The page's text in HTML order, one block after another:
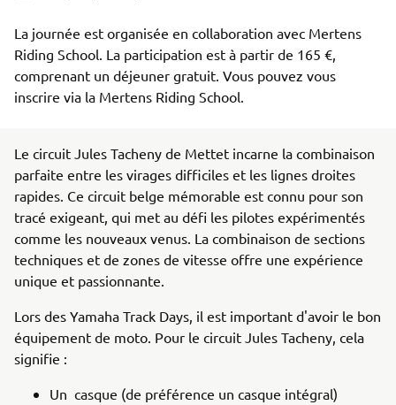
La journée est organisée en collaboration avec Mertens
Riding School. La participation est à partir de 165 €,
comprenant un déjeuner gratuit. Vous pouvez vous
inscrire via la Mertens Riding School.
Le circuit Jules Tacheny de Mettet incarne la combinaison
parfaite entre les virages difficiles et les lignes droites
rapides. Ce circuit belge mémorable est connu pour son
tracé exigeant, qui met au défi les pilotes expérimentés
comme les nouveaux venus. La combinaison de sections
techniques et de zones de vitesse offre une expérience
unique et passionnante.
Lors des Yamaha Track Days, il est important d'avoir le bon
équipement de moto. Pour le circuit Jules Tacheny, cela
signifie :
Un casque (de préférence un casque intégral)